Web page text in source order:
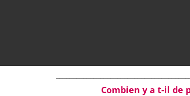
Combien y a t-il de